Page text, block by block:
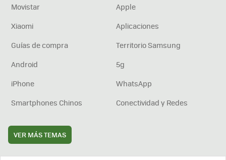
Movistar
Apple
Xiaomi
Aplicaciones
Guías de compra
Territorio Samsung
Android
5g
iPhone
WhatsApp
Smartphones Chinos
Conectividad y Redes
VER MÁS TEMAS